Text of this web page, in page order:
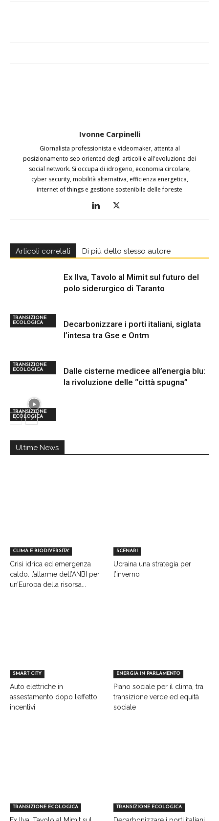
Ivonne Carpinelli
Giornalista professionista e videomaker, attenta al
posizionamento seo oriented degli articoli e all'evoluzione dei
social network. Si occupa di idrogeno, economia circolare,
cyber security, mobilità alternativa, efficienza energetica,
internet of things e gestione sostenibile delle foreste
Articoli correlati Di più dello stesso autore
TRANSIZIONE
ECOLOGICA
Ex Ilva, Tavolo al Mimit sul futuro del
polo siderurgico di Taranto
TRANSIZIONE
ECOLOGICA
Decarbonizzare i porti italiani, siglata
l’intesa tra Gse e Ontm
TRANSIZIONE
ECOLOGICA
Dalle cisterne medicee all’energia blu:
la rivoluzione delle “città spugna”
Ultime News
CLIMA E BIODIVERSITA'
Crisi idrica ed emergenza
caldo: l’allarme dell’ANBI per
un’Europa della risorsa...
SCENARI
Ucraina una strategia per
l’inverno
SMART CITY
Auto elettriche in
assestamento dopo l’effetto
incentivi
ENERGIA IN PARLAMENTO
Piano sociale per il clima, tra
transizione verde ed equità
sociale
TRANSIZIONE ECOLOGICA TRANSIZIONE ECOLOGICA